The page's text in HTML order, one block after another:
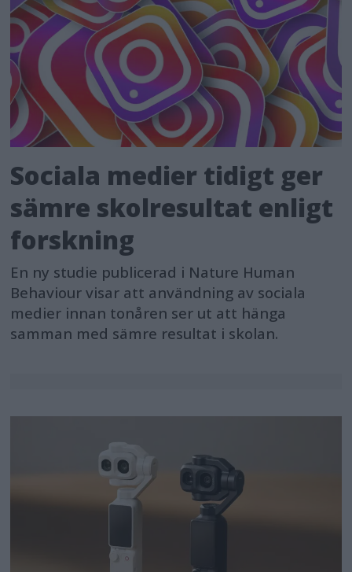
Sociala medier tidigt ger
sämre skolresultat enligt
forskning
En ny studie publicerad i Nature Human
Behaviour visar att användning av sociala
medier innan tonåren ser ut att hänga
samman med sämre resultat i skolan.